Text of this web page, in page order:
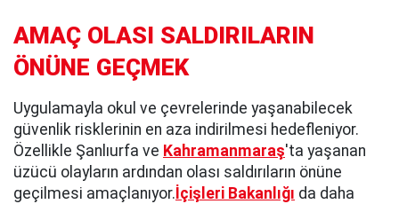
AMAÇ OLASI SALDIRILARIN
ÖNÜNE GEÇMEK
Uygulamayla okul ve çevrelerinde yaşanabilecek
güvenlik risklerinin en aza indirilmesi hedefleniyor.
Özellikle Şanlıurfa ve Kahramanmaraş'ta yaşanan
üzücü olayların ardından olası saldırıların önüne
geçilmesi amaçlanıyor.İçişleri Bakanlığı da daha